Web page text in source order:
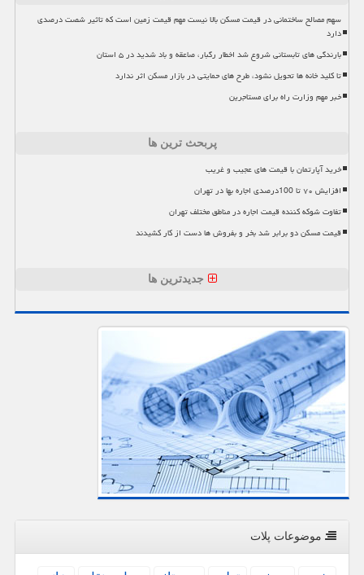
سهم مصالح ساختمانی در قیمت مسکن بالا نیست مهم قیمت زمین است که تاثیر شصت درصدی
دارد
بارندگی های تابستانی شروع شد اخطار رگبار، صاعقه و باد شدید در ۵ استان
تا کلید خانه ها تحویل نشود، طرح های حمایتی در بازار مسکن اثر ندارد
خبر مهم وزارت راه برای مستاجرین
پربحث ترین ها
خرید آپارتمان با قیمت های عجیب و غریب
افزایش ۷۰ تا 100درصدی اجاره بها در تهران
تفاوت شوکه کننده قیمت اجاره در مناطق مختلف تهران
قیمت مسکن دو برابر شد بخر و بفروش ها دست از کار کشیدند
جدیدترین ها
موضوعات پلات